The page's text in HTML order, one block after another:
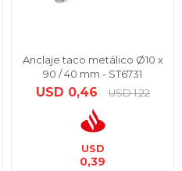
Anclaje taco metálico Ø10 x
90 / 40 mm - ST6731
USD 0,46 USD 1,22
USD
0,39